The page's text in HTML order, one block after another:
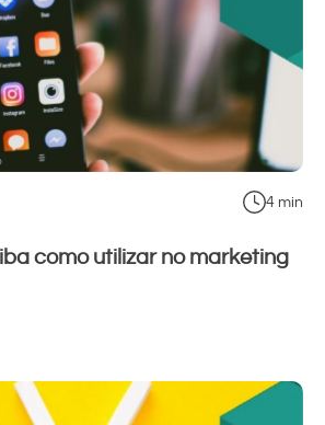
4 min
como utilizar no marketing